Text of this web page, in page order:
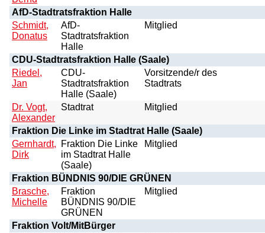
AfD-Stadtratsfraktion Halle
Schmidt,
Donatus
AfD-
Stadtratsfraktion
Halle
Mitglied
CDU-Stadtratsfraktion Halle (Saale)
Riedel,
Jan
CDU-
Stadtratsfraktion
Halle (Saale)
Vorsitzende/r des
Stadtrats
Dr. Vogt,
Alexander
Stadtrat Mitglied
Fraktion Die Linke im Stadtrat Halle (Saale)
Gernhardt,
Dirk
Fraktion Die Linke
im Stadtrat Halle
(Saale)
Mitglied
Fraktion BÜNDNIS 90/DIE GRÜNEN
Brasche,
Michelle
Fraktion
BÜNDNIS 90/DIE
GRÜNEN
Mitglied
Fraktion Volt/MitBürger